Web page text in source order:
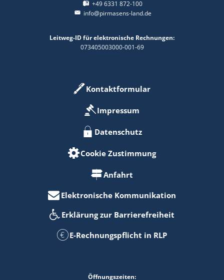
+49 6331 872-100
info@pirmasens-land.de
Leitweg-ID für elektronische Rechnungen:
073405003000-001-69
Kontaktformular
Impressum
Datenschutz
Cookie Zustimmung
Anfahrt
Elektronische Kommunikation
Erklärung zur Barrierefreiheit
E-Rechnungspflicht in RLP
Öffnungszeiten: